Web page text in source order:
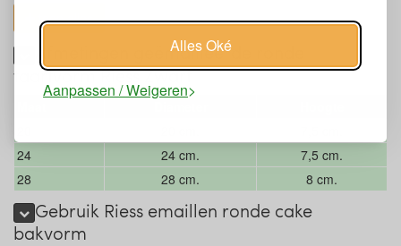
Alles Oké
Aanpassen / Weigeren
toon alles
Afmetingen geëmailleerde ronde
taartvorm Riess Zwart
24
24 cm.
7,5 cm.
28
28 cm. 8 cm.
Gebruik Riess emaillen ronde cake
bakvorm